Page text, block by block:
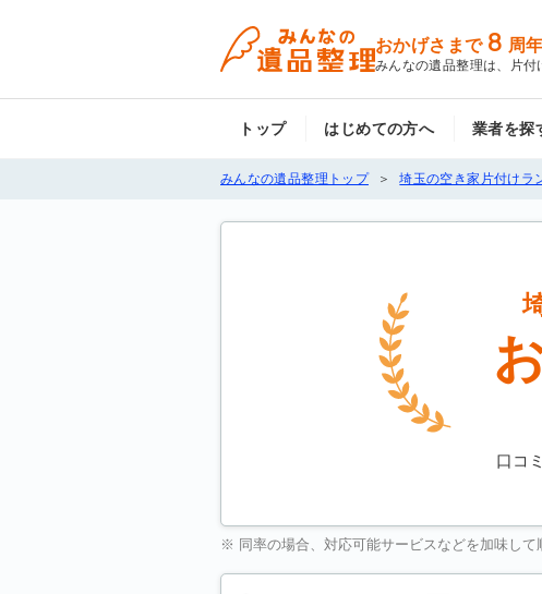
おかげさまで 8 周年
みんなの遺品整理は、片
トップ はじめての方へ 業者を探
みんなの遺品整理トップ 埼玉の空き家片付けラ
口コ
※ 同率の場合、対応可能サービスなどを加味して